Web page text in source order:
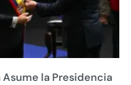
la Presidencia